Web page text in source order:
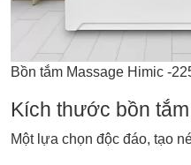
Bồn tắm Massage Himic -
Kích thước bồn
Một lựa chọn độc đáo, tạo